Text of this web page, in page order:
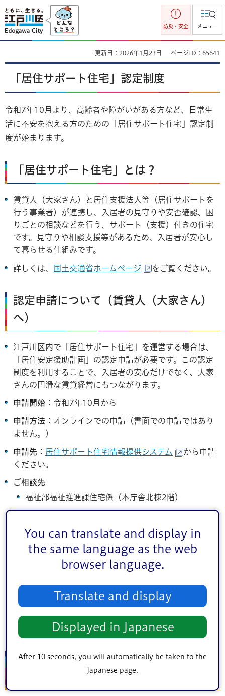
You can translate and display in
the same language as the web
browser language.
Translate and display
Displayed in Japanese
After 10 seconds, you will automatically be taken to the
Japanese page.
江戸川区
防災・安全 メニュー
更新日：2026年1月23日 ページID：65641
「居住サポート住宅」認定制度
令和7年10月より、高齢者や障がいがある方など、日常生
活に不安を抱える方のための「居住サポート住宅」認定制
度が始まります。
「居住サポート住宅」とは？
賃貸人（大家さん）と居住支援法人等（居住サポートを
行う事業者）が連携し、入居者の見守りや安否確認、困
りごとの相談などを行う、サポート（支援）付きの住宅
です。見守りや相談支援等があるため、入居者が安心し
て暮らせる仕組みです。
詳しくは、 国土交通省ホームページ をご覧ください。
認定申請について（賃貸人（大家さん）
へ）
江戸川区内で「居住サポート住宅」を運営する場合は、
「居住安定援助計画」の認定申請が必要です。この認定
制度を利用することで、入居者の安心だけでなく、大家
さんの円滑な賃貸経営にもつながります。
申請開始 ：令和7年10月から
申請方法 ：オンラインでの申請（書面での申請ではあり
ません。）
申請先 ： 居住サポート住宅情報提供システム
から申請
ください。
ご相談先
福祉部福祉推進課住宅係（本庁舎北棟2階）
受付時間：平日午前9時～午後5時
福祉サービスへのつなぎ先一覧（PDF：47KB）
（本一覧は認定申請の際にご参照いただくものです。
不明な点は、一覧に記載の各機関へお問い合わせくだ
さい。）
江戸川区では、居住サポート住宅に関する補助金等の
制度はございません。あらかじめご了承ください。
認定物件の検索について（住宅をお探し